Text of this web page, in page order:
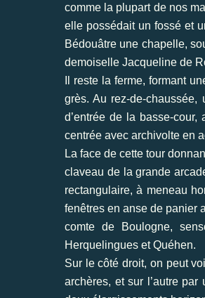
comme la plupart de nos
elle possédait un fossé et
Bédouâtre une chapelle,
demoiselle Jacqueline de
Il reste la ferme, formant
grès. Au rez-de-
d’entrée de la basse-
centrée avec archivolte en
La face de cette tour
claveau de la grande
rectangulaire, à meneau
fenêtres en anse de panier
comte de Boulogne,
Herquelingues et Quéhen.
Sur le côté droit, on peut
archères, et sur l’autre